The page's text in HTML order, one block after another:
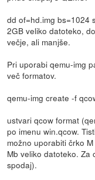
dd of=hd.img bs=1024
2GB veliko datoteko,
večje, ali manjše.
Pri uporabi qemu-img
več formatov.
qemu-img create -f
ustvari qcow format
po imenu win.qcow.
možno uporabiti črko
Mb veliko datoteko. Za
spodaj).